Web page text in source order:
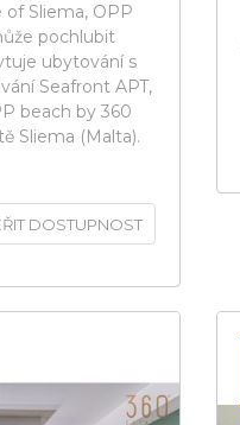
Sliema, OPP
pochlubit
ubytování s
Seafront APT,
beach by 360
Sliema (Malta).
DOSTUPNOST